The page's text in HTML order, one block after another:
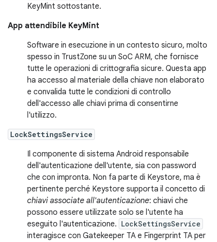
KeyMint sottostante.
App attendibile KeyMint
Software in esecuzione in un contesto sicuro, molto
spesso in TrustZone su un SoC ARM, che fornisce
tutte le operazioni di crittografia sicure. Questa app
ha accesso al materiale della chiave non elaborato
e convalida tutte le condizioni di controllo
dell'accesso alle chiavi prima di consentirne
l'utilizzo.
LockSettingsService
Il componente di sistema Android responsabile
dell'autenticazione dell'utente, sia con password
che con impronta. Non fa parte di Keystore, ma è
pertinente perché Keystore supporta il concetto di
chiavi associate all'autenticazione: chiavi che
possono essere utilizzate solo se l'utente ha
eseguito l'autenticazione. LockSettingsService
interagisce con Gatekeeper TA e Fingerprint TA per